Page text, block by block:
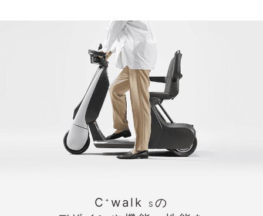
C + walkSの